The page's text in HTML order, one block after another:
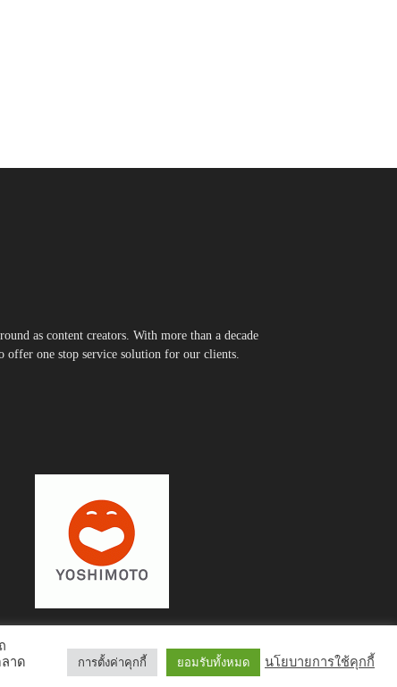
as content creators. With more than a decade
offer one stop service solution for our clients.
าด
การตั้งค่าคุกกี้ ยอมรับทั้งหมด นโยบายการใช้คุกกี้